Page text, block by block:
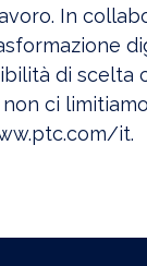
In
di scelta
ci
it.